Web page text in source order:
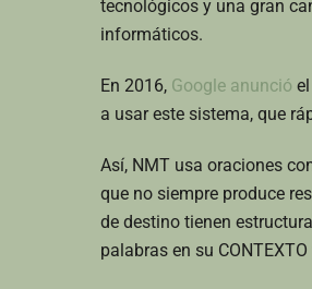
tecnológicos y una gran
informáticos.
En 2016, Google anunció
a usar este sistema, que
Así, NMT usa oraciones
que no siempre produce
de destino tienen
palabras en su